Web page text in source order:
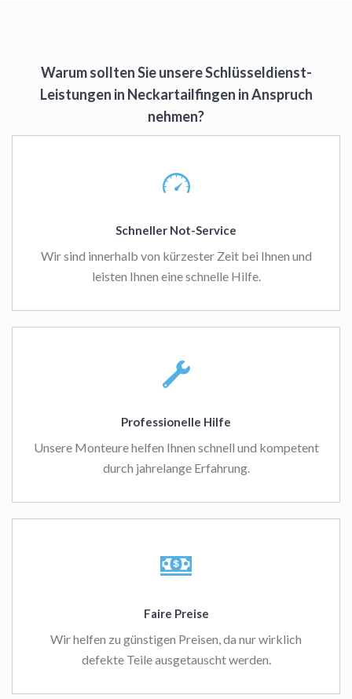
Warum sollten Sie unsere Schlüsseldienst-
Leistungen in Neckartailfingen in Anspruch
nehmen?
Schneller Not-Service
Wir sind innerhalb von kürzester Zeit bei Ihnen und
leisten Ihnen eine schnelle Hilfe.
Professionelle Hilfe
Unsere Monteure helfen Ihnen schnell und kompetent
durch jahrelange Erfahrung.
Faire Preise
Wir helfen zu günstigen Preisen, da nur wirklich
defekte Teile ausgetauscht werden.